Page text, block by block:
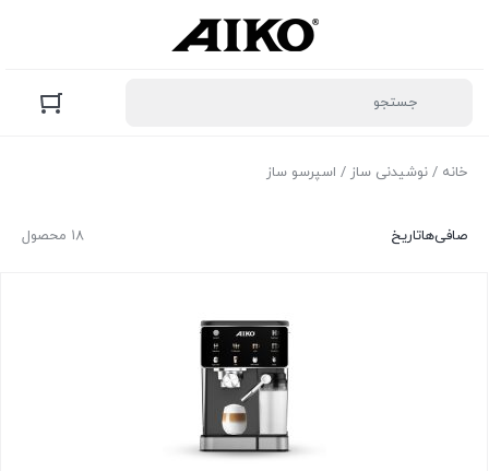
خانه / نوشیدنی ساز / اسپرسو ساز
۱۸ محصول صافی‌هاتاریخ